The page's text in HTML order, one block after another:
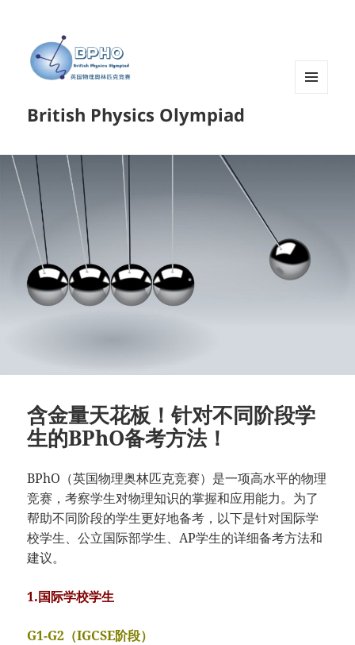
British Physics Olympiad
含金量天花板！针对不同阶段学
生的BPhO备考方法！
BPhO（英国物理奥林匹克竞赛）是一项高水平的物理
竞赛，考察学生对物理知识的掌握和应用能力。为了
帮助不同阶段的学生更好地备考，以下是针对国际学
校学生、公立国际部学生、AP学生的详细备考方法和
建议。
1.国际学校学生
G1-G2（IGCSE阶段）